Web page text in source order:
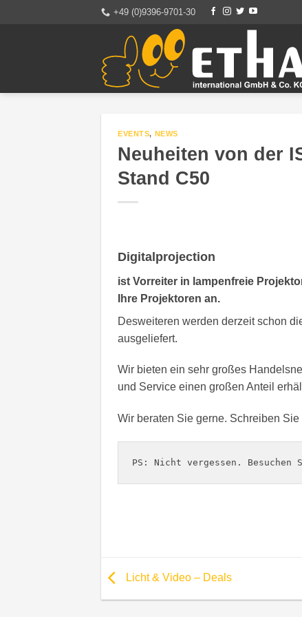
+49 (0)9396-9701-30
EVENTS, NEWS
Neuheiten von der
Stand C50
Digitalprojection
ist Vorreiter in lampenfreie
Ihre Projektoren an.
Desweiteren werden derzeit schon
ausgeliefert.
Wir bieten ein sehr großes
und Service einen großen Anteil
Wir beraten Sie gerne. Schreiben
PS: Nicht vergessen.
Licht & Video – Deals